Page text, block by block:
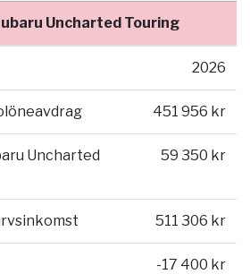
Uncharted Touring
2026
451 956 kr
Uncharted
59 350 kr
511 306 kr
-17 400 kr